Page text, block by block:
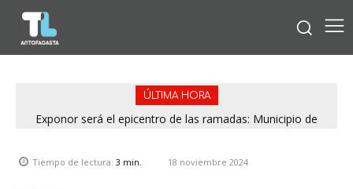
ÚLTIMA HORA
Exponor será el epicentro de las ramadas: Municipio de
Sala de lactancia del Hospital Clínico de la UA recibe
Tiempo de lectura: 3 min. 18 noviembre 2024